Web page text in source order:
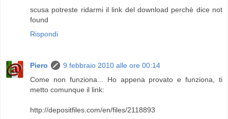
scusa potreste ridarmi il link del download perchè dice not
found
Rispondi
Piero
9 febbraio 2010 alle ore 00:14
Come non funziona... Ho appena provato e funziona, ti
metto comunque il link:
http://depositfiles.com/en/files/2118893